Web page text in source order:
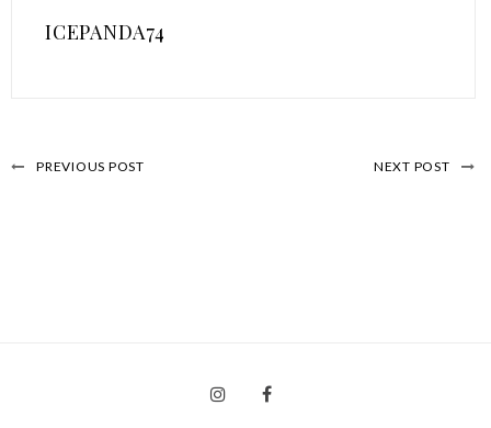
ICEPANDA74
PREVIOUS POST NEXT POST